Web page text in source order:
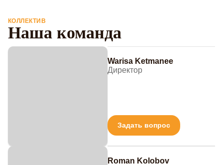
КОЛЛЕКТИВ
Наша команда
Warisa Ketmanee
Директор
Задать вопрос
Roman Kolobov